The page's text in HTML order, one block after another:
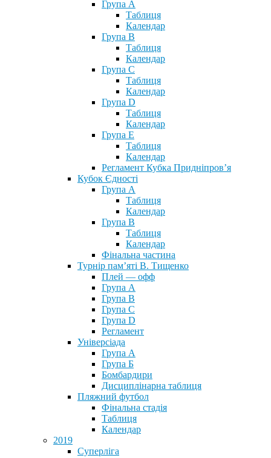
Група А
Таблиця
Календар
Група В
Таблиця
Календар
Група С
Таблиця
Календар
Група D
Таблиця
Календар
Група Е
Таблиця
Календар
Регламент Кубка Придніпров’я
Кубок Єдності
Група А
Таблиця
Календар
Група В
Таблиця
Календар
Фінальна частина
Турнір пам’яті В. Тищенко
Плей — офф
Група А
Група B
Група С
Група D
Регламент
Універсіада
Група А
Група Б
Бомбардири
Дисциплінарна таблиця
Пляжний футбол
Фінальна стадія
Таблиця
Календар
2019
Суперліга